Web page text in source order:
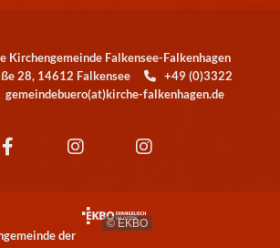
Kirchengemeinde Falkensee-Falkenhagen
28, 14612 Falkensee
+49 (0)3322
falkenhagen.de
der
© EKBO